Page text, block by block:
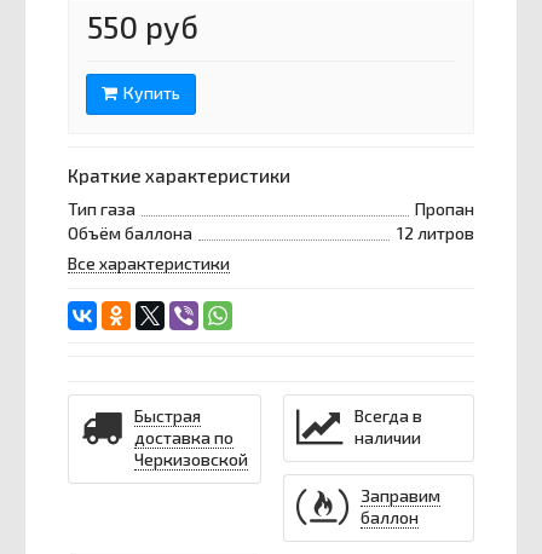
550 руб
Купить
Краткие характеристики
Тип газа
Пропан
Объём баллона
12 литров
Все характеристики
Быстрая
доставка по
Черкизовской
Всегда в
наличии
Заправим
баллон